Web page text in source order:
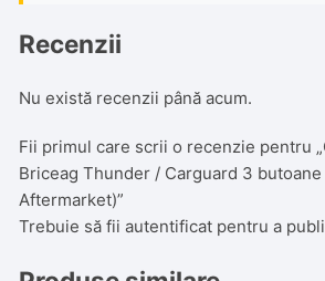
Recenzii
Nu există recenzii până acum.
Fii primul care scrii o recenzie pentru
Briceag Thunder / Carguard 3
Aftermarket)”
Trebuie să fiiautentificat pentru a